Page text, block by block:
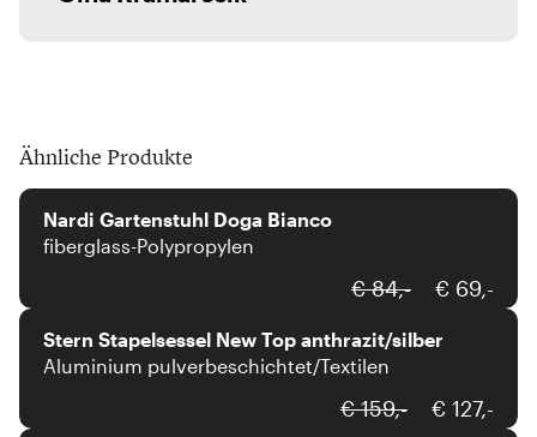
Ähnliche Produkte
Nardi Gartenstuhl Doga Bianco
fiberglass-Polypropylen
€ 84,- € 69,-
Stern
Stern Stapelsessel New Top anthrazit/silber
Aluminium pulverbeschichtet/Textilen
€ 159,- € 127,-
Houe